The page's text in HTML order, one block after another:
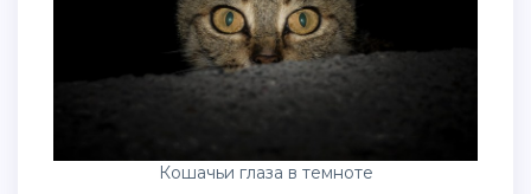
Кошачьи глаза в темноте